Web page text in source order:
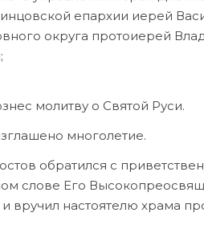
епархии иерей
округа протоиерей
молитву о Святой Руси.
многолетие.
обратился с
слове Его
вручил настоятелю храма